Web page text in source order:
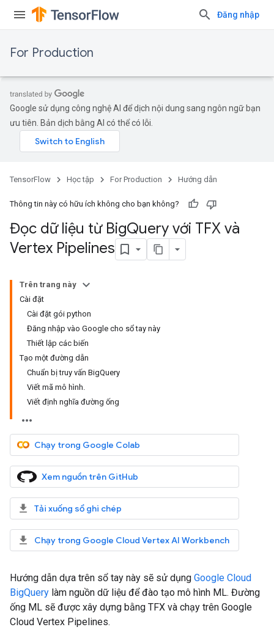
Đăng nhập
For Production
Google sử dụng công nghệ AI để dịch nội dung sang ngôn ngữ bạn
ưu tiên. Bản dịch bằng AI có thể có lỗi.
TensorFlow Học tập For Production Hướng dẫn
Thông tin này có hữu ích không cho bạn không?
Đọc dữ liệu từ BigQuery với TFX và
Vertex Pipelines
Trên trang này
Cài đặt
Cài đặt gói python
Đăng nhập vào Google cho sổ tay này
Thiết lập các biến
Tạo một đường dẫn
Chuẩn bị truy vấn BigQuery
Viết mã mô hình.
Viết định nghĩa đường ống
Chạy trong Google Colab
Xem nguồn trên GitHub
Tải xuống sổ ghi chép
Chạy trong Google Cloud Vertex AI Workbench
Hướng dẫn dựa trên sổ tay này sẽ sử dụng Google Cloud
BigQuery làm nguồn dữ liệu để đào tạo mô hình ML. Đường
ống ML sẽ được xây dựng bằng TFX và chạy trên Google
Cloud Vertex Pipelines.